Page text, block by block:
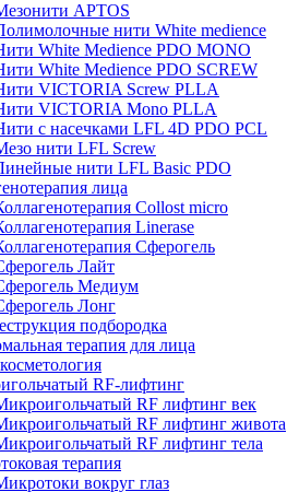
APTOS
нити White medience
White Medience PDO MONO
White Medience PDO SCREW
VICTORIA Screw PLLA
VICTORIA Mono PLLA
с насечками LFL 4D PDO PCL
нити LFL Screw
нити LFL Basic PDO
лица
Collost micro
Linerase
Сферогель
Лайт
Медиум
Лонг
подбородка
терапия для лица
RF-лифтинг
RF лифтинг век
RF лифтинг живота
RF лифтинг тела
терапия
вокруг глаз